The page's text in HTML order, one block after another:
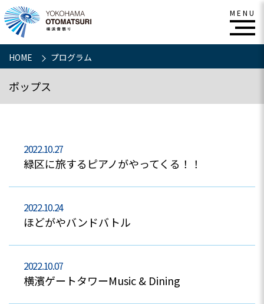
HOME プログラム
ポップス
2022.10.27
緑区に旅するピアノがやってくる！！
2022.10.24
ほどがやバンドバトル
2022.10.07
横濱ゲートタワーMusic & Dining